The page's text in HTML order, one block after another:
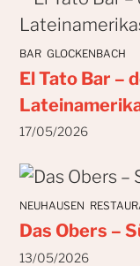
BAR GLOCKENBACH
El Tato Bar –
17/05/2026
NEUHAUSEN
Das Obers –
13/05/2026